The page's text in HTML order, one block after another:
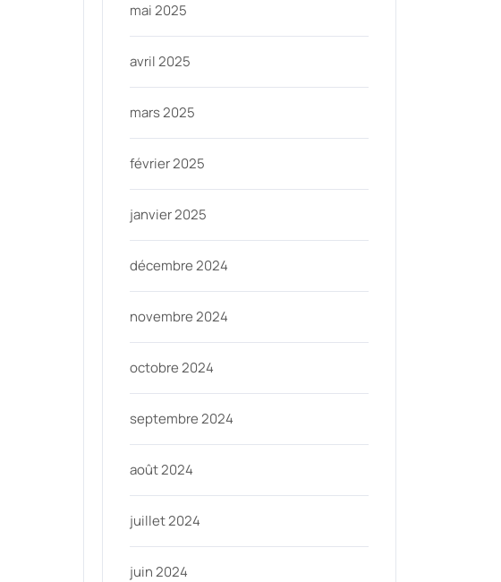
mai 2025
avril 2025
mars 2025
février 2025
janvier 2025
décembre 2024
novembre 2024
octobre 2024
septembre 2024
août 2024
juillet 2024
juin 2024